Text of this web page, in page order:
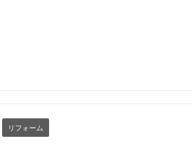
リフォーム